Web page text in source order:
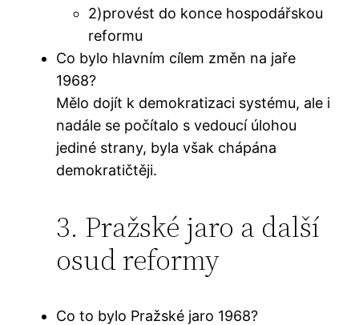
2)provést do konce hospodářskou
reformu
Co bylo hlavním cílem změn na jaře
1968?
Mělo dojít k demokratizaci systému, ale i
nadále se počítalo s vedoucí úlohou
jediné strany, byla však chápána
demokratičtěji.
3. Pražské jaro a další
osud reformy
Co to bylo Pražské jaro 1968?